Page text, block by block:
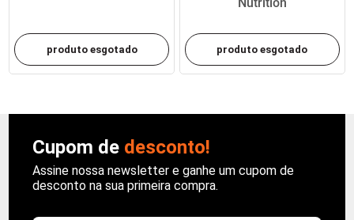
produto esgotado produto esgotado
Cupom de desconto!
Assine nossa newsletter e ganhe um cupom de
desconto na sua primeira compra.